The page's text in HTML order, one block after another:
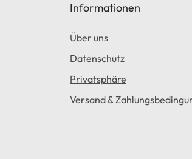
Informationen
Über uns
Datenschutz
Privatsphäre
Versand &